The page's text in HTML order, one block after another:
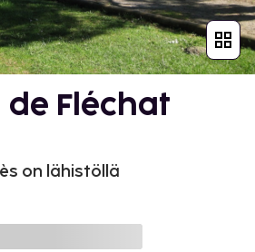
de Fléchat
on lähistöllä